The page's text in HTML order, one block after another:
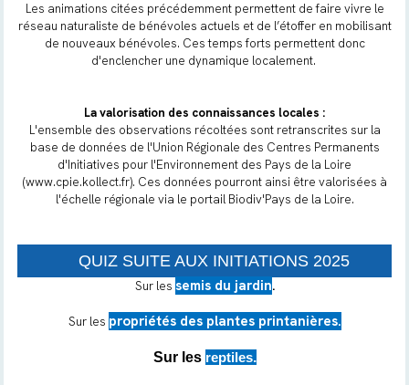
Les animations citées précédemment permettent de faire vivre le
réseau naturaliste de bénévoles actuels et de l’étoffer en mobilisant
de nouveaux bénévoles. Ces temps forts permettent donc
d'enclencher une dynamique localement.
La valorisation des connaissances locales :
L'ensemble des observations récoltées sont retranscrites sur la
base de données de l'Union Régionale des Centres Permanents
d'Initiatives pour l'Environnement des Pays de la Loire
(www.cpie.kollect.fr). Ces données pourront ainsi être valorisées à
l'échelle régionale via le portail Biodiv'Pays de la Loire.
QUIZ SUITE AUX INITIATIONS 2025
Sur les semis du jardin.
Sur les propriétés des plantes printanières.
Sur les reptiles.